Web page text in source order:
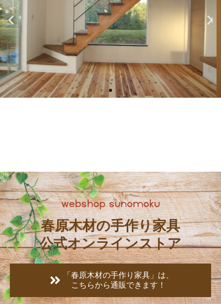
春原木材の手作り家具
公式オンラインストア
「春原木材の手作り家具」は、
こちらから通販できます！